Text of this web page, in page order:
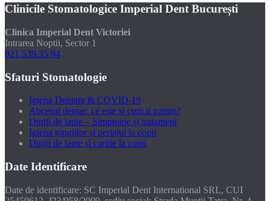
Clinicile Stomatologice Imperial Dent București
Clinica Imperial Dent Victoriei
Intrarea Noptii, Sector 1
021.539.35.94
Sfaturi Stomatologie
Igiena Dentara & COVID-19
Abcesul dentar: ce este si cum il tratam?
Dinții de lapte – Simptome și tratament
Igiena gingiilor și periajul la copii
Dinții de lapte și cariile la copii
Date Identificare
Date de identificare: SC Imperial Dent International SRL, CUI